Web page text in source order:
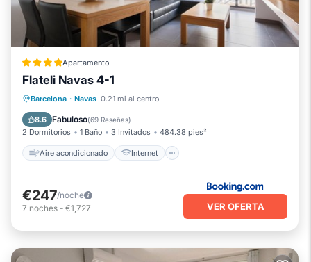
Apartamento
Flateli Navas 4-1
Barcelona · Navas 0.21 mi al centro
8.6 Fabuloso(69 Reseñas)
2 Dormitorios 1 Baño 3 Invitados 484.38 pies²
Aire acondicionado Internet
Aire acondicionado
Apto para niños
€247/noche
7 noches - €1,727 VER OFERTA